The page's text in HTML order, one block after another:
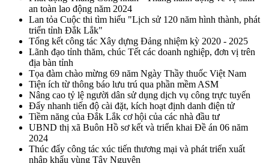
an toàn lao động năm 2024
Lan tỏa Cuộc thi tìm hiểu "Lịch sử 120 năm hình thành, phát
triển tỉnh Đắk Lắk"
Tổng kết công tác Xây dựng Đảng nhiệm kỳ 2020 - 2025
Lãnh đạo tỉnh thăm, chúc Tết các doanh nghiệp, đơn vị trên
địa bàn tỉnh
Tọa đàm chào mừng 69 năm Ngày Thầy thuốc Việt Nam
Tiện ích từ thông báo lưu trú qua phần mềm ASM
Nâng cao tỷ lệ người dân sử dụng dịch vụ công trực tuyến
Đẩy nhanh tiến độ cài đặt, kích hoạt định danh điện tử
Tiềm năng của Đắk Lắk cơ hội của các nhà đầu tư
UBND thị xã Buôn Hồ sơ kết và triển khai Đề án 06 năm
2024
Thúc đẩy công tác xúc tiến thương mại và phát triển xuất
nhập khẩu vùng Tây Nguyên